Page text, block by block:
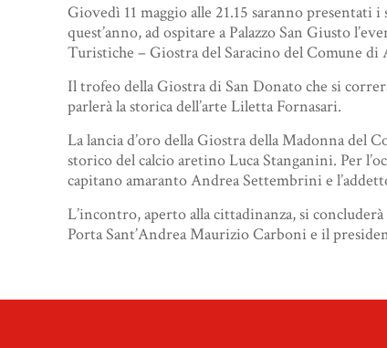
Giovedì 11 maggio alle 21.15 saranno presentati
quest’anno, ad ospitare a Palazzo San Giusto
Turistiche – Giostra del Saracino del Comune
Il trofeo della Giostra di San Donato che si
parlerà la storica dell’arte Liletta Fornasari.
La lancia d’oro della Giostra della Madonna del
storico del calcio aretino Luca Stanganini. Per
capitano amaranto Andrea Settembrini e
L’incontro, aperto alla cittadinanza, si
Porta Sant’Andrea Maurizio Carboni e il